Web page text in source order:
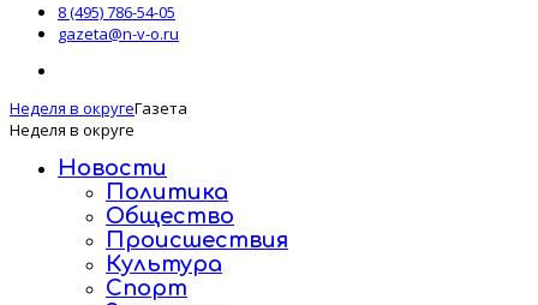
8 (495) 786-54-05
gazeta@n-v-o.ru
Неделя в округеГазета
Неделя в округе
Новости
Политика
Общество
Происшествия
Культура
Спорт